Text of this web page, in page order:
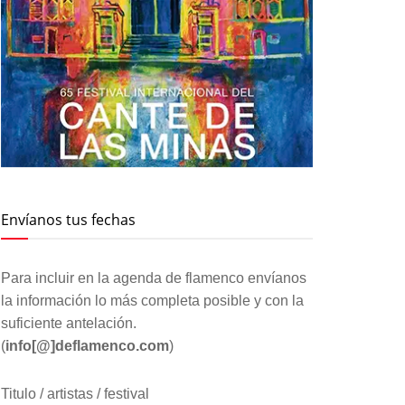
Envíanos tus fechas
Para incluir en la agenda de flamenco envíanos
la información lo más completa posible y con la
suficiente antelación.
(info[@]deflamenco.com)
Titulo / artistas / festival